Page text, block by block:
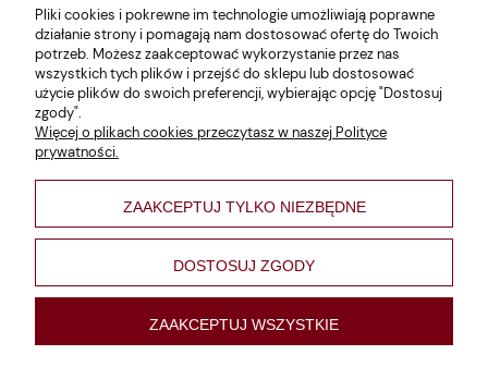
Dane firmy
Jak szukać?
Polityka prywatności
Regulamin
Poltyka cookies
varsaviana
Nowości
Pliki cookies i pokrewne im technologie umożliwiają poprawne
działanie strony i pomagają nam dostosować ofertę do Twoich
potrzeb. Możesz zaakceptować wykorzystanie przez nas
wszystkich tych plików i przejść do sklepu lub dostosować
użycie plików do swoich preferencji, wybierając opcję "Dostosuj
zgody".
Więcej o plikach cookies przeczytasz w naszej Polityce
prywatności.
ZAAKCEPTUJ TYLKO NIEZBĘDNE
DOSTOSUJ ZGODY
ZAAKCEPTUJ WSZYSTKIE